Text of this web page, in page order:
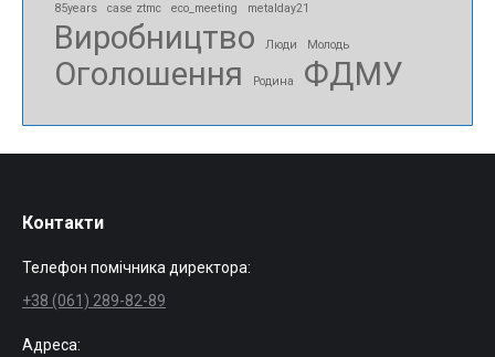
85years case ztmc eco_meeting metalday21
Виробництво Люди Молодь
Оголошення Родина ФДМУ
Контакти
Телефон помічника директора:
+38 (061) 289-82-89
Адреса: